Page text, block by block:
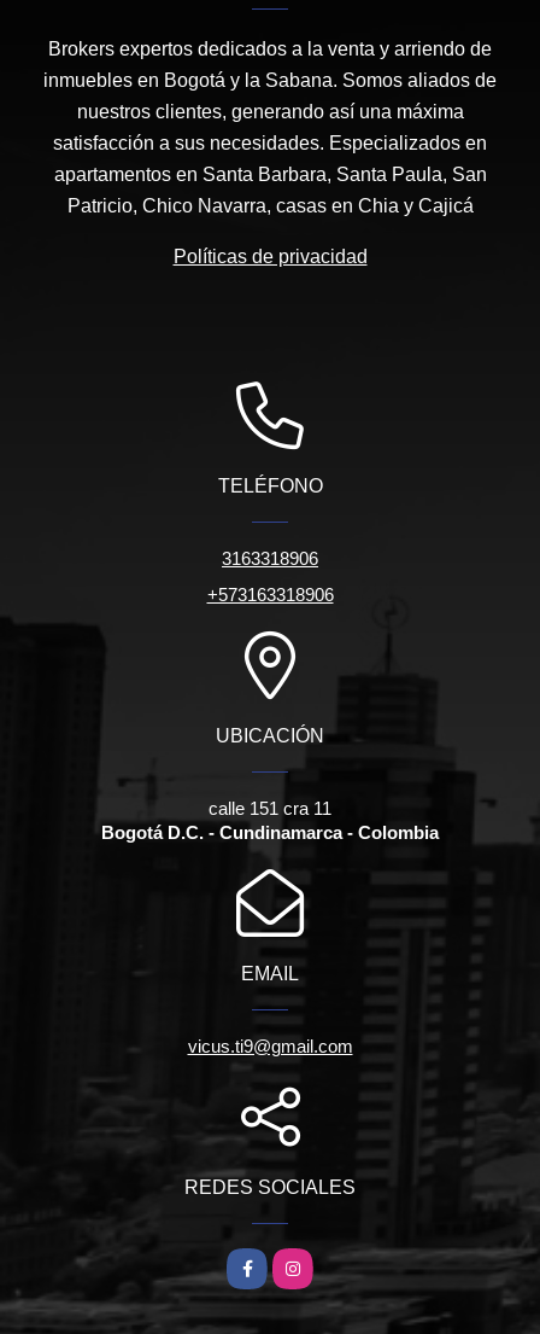
Brokers expertos dedicados a la venta y arriendo de
inmuebles en Bogotá y la Sabana. Somos aliados de
nuestros clientes, generando así una máxima
satisfacción a sus necesidades. Especializados en
apartamentos en Santa Barbara, Santa Paula, San
Patricio, Chico Navarra, casas en Chia y Cajicá
Políticas de privacidad
TELÉFONO
3163318906
+573163318906
UBICACIÓN
calle 151 cra 11
Bogotá D.C. - Cundinamarca - Colombia
EMAIL
vicus.ti9@gmail.com
REDES SOCIALES
FacebookInstagram